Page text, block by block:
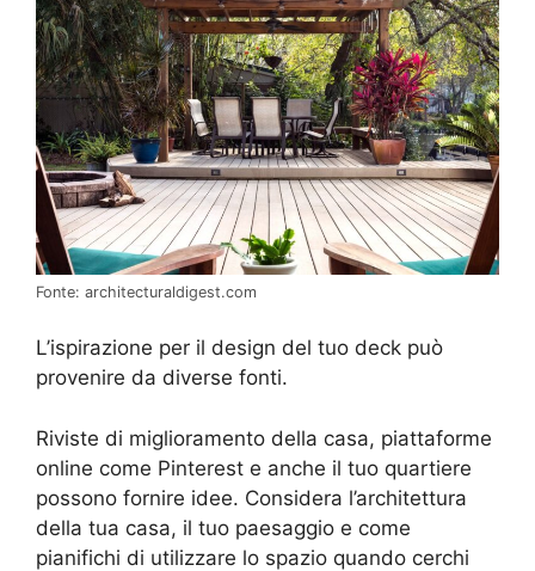
Fonte: architecturaldigest.com
L’ispirazione per il design del tuo deck può
provenire da diverse fonti.
Riviste di miglioramento della casa, piattaforme
online come Pinterest e anche il tuo quartiere
possono fornire idee. Considera l’architettura
della tua casa, il tuo paesaggio e come
pianifichi di utilizzare lo spazio quando cerchi